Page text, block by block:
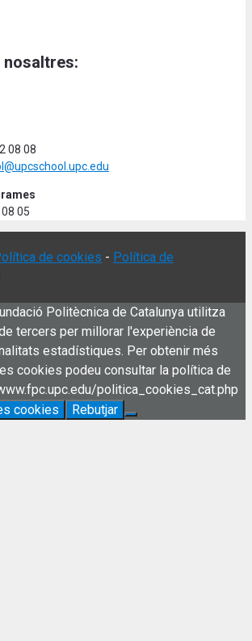
nosaltres:
08 08
05
de cookies - Política de
Politècnica de Catalunya utilitza
tercers per millorar l'experiència de
estadístiques. Per obtenir més
cookies podeu consultar la política de
politica_cookies_cat.php
cookies
Rebutjar